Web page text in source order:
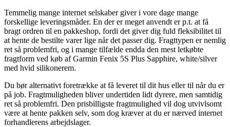
Temmelig mange internet selskaber giver i vore dage mange
forskellige leveringsmåder. En der er meget anvendt er p.t. at få
bragt ordren til en pakkeshop, fordi det giver dig fuld fleksibilitet til
at hente de bestilte varer lige når det passer dig. Fragttypen er nemlig
ret så problemfri, og i mange tilfælde endda den mest letkøbte
fragtform ved køb af Garmin Fenix 5S Plus Sapphire, white/silver
med hvid silikonerem.
Du bør alternativt foretrække at få leveret til dit hus eller til når du er
på job. Fragtmuligheden bliver undertiden lidt dyrere, men samtidig
ret så problemfri. Den prisbilligste fragtmulighed vil dog utvivlsomt
være at hente pakken selv, som dog kræver at du er nærved internet
forhandlerens arbejdslager.